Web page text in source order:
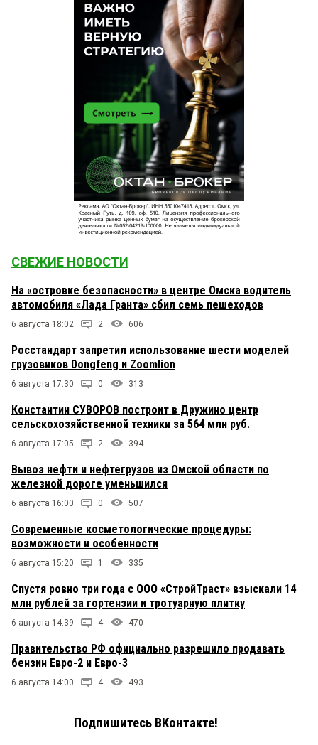
СВЕЖИЕ НОВОСТИ
На «островке безопасности» в центре Омска водитель
автомобиля «Лада Гранта» сбил семь пешеходов
6 августа 18:02 2 606
Росстандарт запретил использование шести моделей
грузовиков Dongfeng и Zoomlion
6 августа 17:30 0 313
Константин СУВОРОВ построит в Дружино центр
сельскохозяйственной техники за 564 млн руб.
6 августа 17:05 2 394
Вывоз нефти и нефтегрузов из Омской области по
железной дороге уменьшился
6 августа 16:00 0 507
Современные косметологические процедуры:
возможности и особенности
6 августа 15:20 1 335
Спустя ровно три года с ООО «СтройТраст» взыскали 14
млн рублей за гортензии и тротуарную плитку
6 августа 14:39 4 470
Правительство РФ официально разрешило продавать
бензин Евро-2 и Евро-3
6 августа 14:00 4 493
Подпишитесь ВКонтакте!